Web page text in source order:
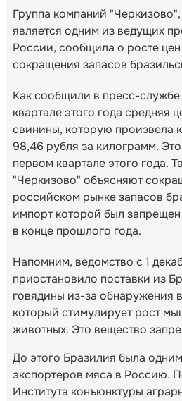
Группа компаний
является одним из ведущих
России, сообщила о росте
сокращения запасов
Как сообщили в пресс-
квартале этого года средняя
свинины, которую произвела
98,46 рубля за килограмм.
первом квартале этого года.
"Черкизово" объясняют
российском рынке запасов
импорт которой был
в конце прошлого года.
Напомним, ведомство с 1
приостановило поставки из
говядины из-за обнаружения
который стимулирует рост
животных. Это вещество
До этого Бразилия была
экспортеров мяса в Россию.
Института конъюнктуры